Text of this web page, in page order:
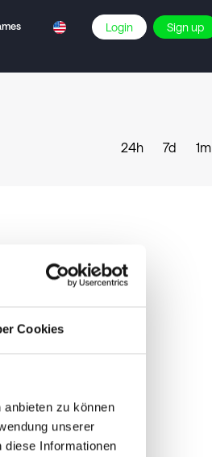
Cookies
zu können
unserer
diese Informationen
Login Sign up
24h 7d 1m